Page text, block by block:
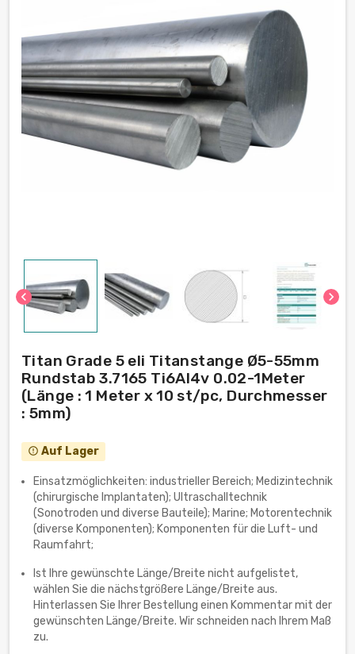
chevron_left chevron_right
Titan Grade 5 eli Titanstange Ø5-55mm
Rundstab 3.7165 Ti6Al4v 0.02-1Meter
(Länge : 1 Meter x 10 st/pc, Durchmesser
: 5mm)
error_outline Auf Lager
Einsatzmöglichkeiten: industrieller Bereich; Medizintechnik
(chirurgische Implantaten); Ultraschalltechnik
(Sonotroden und diverse Bauteile); Marine; Motorentechnik
(diverse Komponenten); Komponenten für die Luft- und
Raumfahrt;
Ist Ihre gewünschte Länge/Breite nicht aufgelistet,
wählen Sie die nächstgrößere Länge/Breite aus.
Hinterlassen Sie Ihrer Bestellung einen Kommentar mit der
gewünschten Länge/Breite. Wir schneiden nach Ihrem Maß
zu.